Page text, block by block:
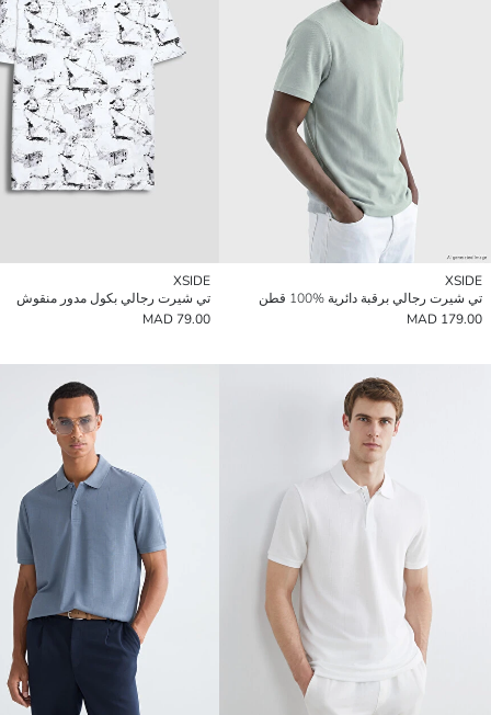
XSIDE
تي شيرت رجالي برقبة دائرية %100 قطن
179.00 MAD
XSIDE
تي شيرت رجالي بكول مدور منقوش
79.00 MAD